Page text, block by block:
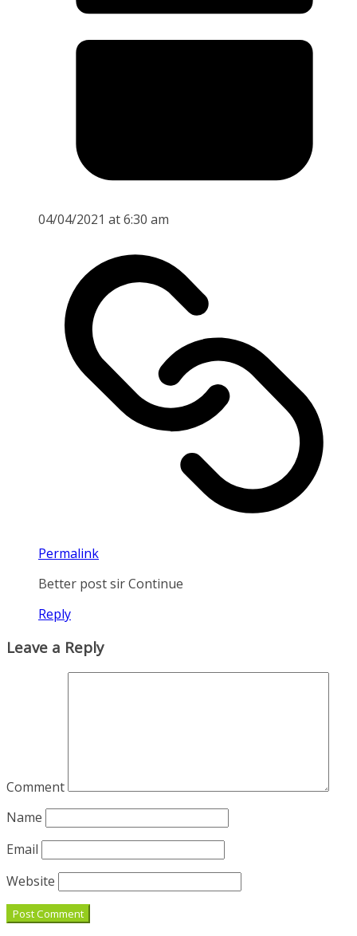
04/04/2021 at 6:30 am
Permalink
Better post sir Continue
Reply
Leave a Reply
Comment
Name
Email
Website